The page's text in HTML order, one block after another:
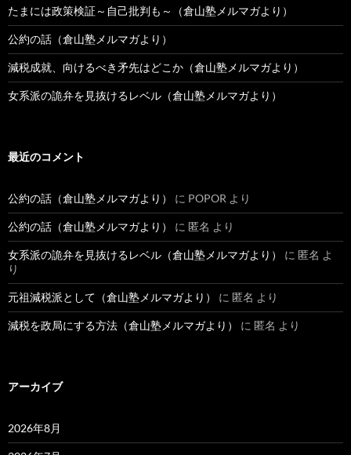
たまには政策検証～自己批判も～（倉山塾メルマガより）
公約の話（倉山塾メルマガより）
減税成就、向けるべき矛先はどこか（倉山塾メルマガより）
女系派の詭弁を見抜けるレベル（倉山塾メルマガより）
最近のコメント
公約の話（倉山塾メルマガより） に POPOR より
公約の話（倉山塾メルマガより） に 匿名 より
女系派の詭弁を見抜けるレベル（倉山塾メルマガより） に 匿名 よ
り
元祖減税派として（倉山塾メルマガより） に 匿名 より
減税を政局にする方法（倉山塾メルマガより） に 匿名 より
アーカイブ
2026年8月